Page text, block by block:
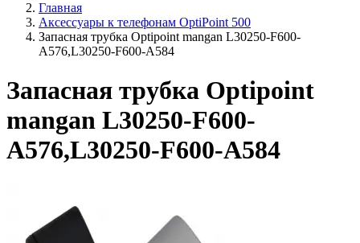
Главная
Аксессуары к телефонам OptiPoint 500
Запасная трубка Optipoint mangan L30250-F600-
A576,L30250-F600-A584
Запасная трубка Optipoint
mangan L30250-F600-
A576,L30250-F600-A584